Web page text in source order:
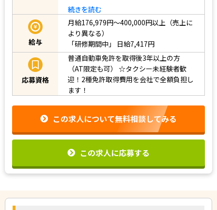
続きを読む
給与
月給176,979円～400,000円以上（売上に
より異なる）
「研修期間中」
日給7,417円
応募資格
普通自動車免許を取得後3年以上の方
（AT限定も可）
☆タクシー未経験者歓
迎！2種免許取得費用を会社で全額負担し
ます！
この求人について無料相談してみる
この求人に応募する